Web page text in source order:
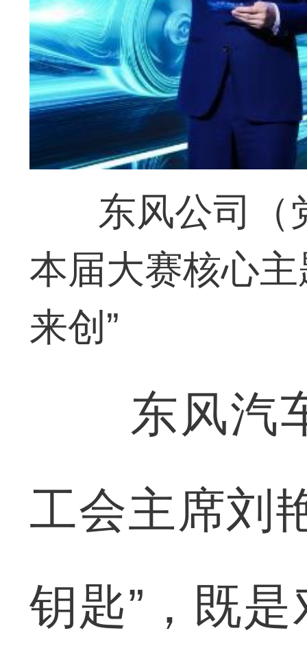
东风公司（
本届大赛核心主
来创”
东风汽车
工会主席刘
钥匙”，既